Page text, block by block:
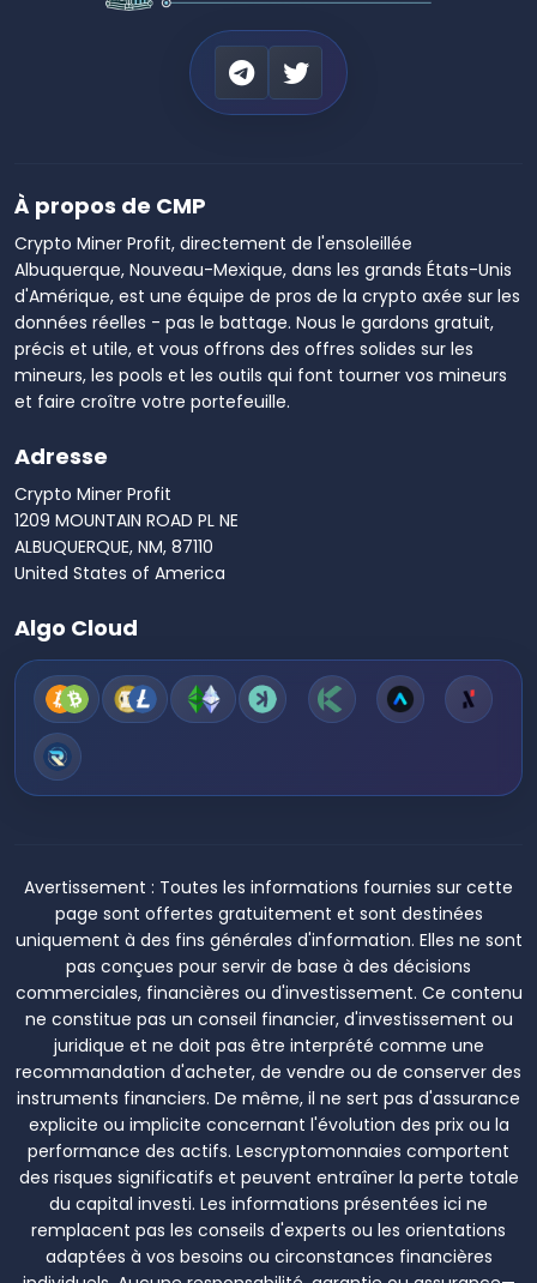
À propos de CMP
Crypto Miner Profit, directement de l'ensoleillée
Albuquerque, Nouveau-Mexique, dans les grands États-Unis
d'Amérique, est une équipe de pros de la crypto axée sur les
données réelles - pas le battage. Nous le gardons gratuit,
précis et utile, et vous offrons des offres solides sur les
mineurs, les pools et les outils qui font tourner vos mineurs
et faire croître votre portefeuille.
Adresse
Crypto Miner Profit
1209 MOUNTAIN ROAD PL NE
ALBUQUERQUE, NM, 87110
United States of America
Algo Cloud
Avertissement : Toutes les informations fournies sur cette
page sont offertes gratuitement et sont destinées
uniquement à des fins générales d'information. Elles ne sont
pas conçues pour servir de base à des décisions
commerciales, financières ou d'investissement. Ce contenu
ne constitue pas un conseil financier, d'investissement ou
juridique et ne doit pas être interprété comme une
recommandation d'acheter, de vendre ou de conserver des
instruments financiers. De même, il ne sert pas d'assurance
explicite ou implicite concernant l'évolution des prix ou la
performance des actifs. Lescryptomonnaies comportent
des risques significatifs et peuvent entraîner la perte totale
du capital investi. Les informations présentées ici ne
remplacent pas les conseils d'experts ou les orientations
adaptées à vos besoins ou circonstances financières